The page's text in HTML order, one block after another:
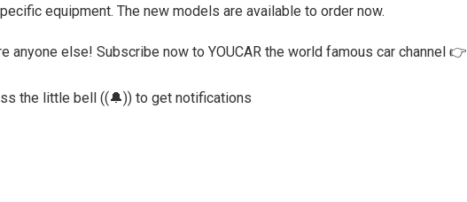
equipment. The new models are available to order now.
else! Subscribe now to YOUCAR the world famous car channel 👉
the little bell ((🔔)) to get notifications